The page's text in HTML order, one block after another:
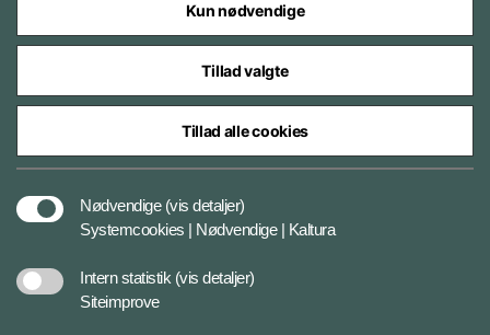
Styrelser og myndigheder under Forsvarsministeriet
Kun nødvendige
Tillad valgte
Tillad alle cookies
Nødvendige (vis detaljer)
Systemcookies | Nødvendige | Kaltura
Intern statistik (vis detaljer)
Siteimprove